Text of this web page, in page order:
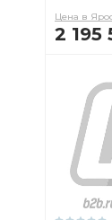
Цена в
2 195